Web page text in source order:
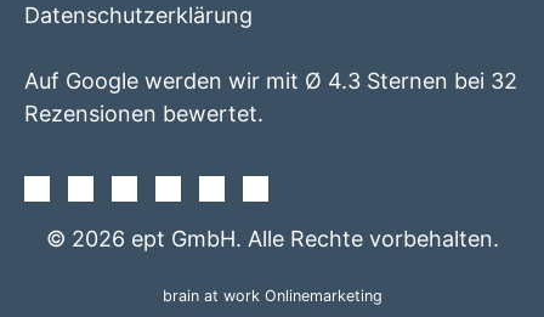
Datenschutzerklärung
Auf Google werden wir mit Ø 4.3 Sternen bei 32
Rezensionen bewertet.
© 2026 ept GmbH. Alle Rechte vorbehalten.
brain at work Onlinemarketing